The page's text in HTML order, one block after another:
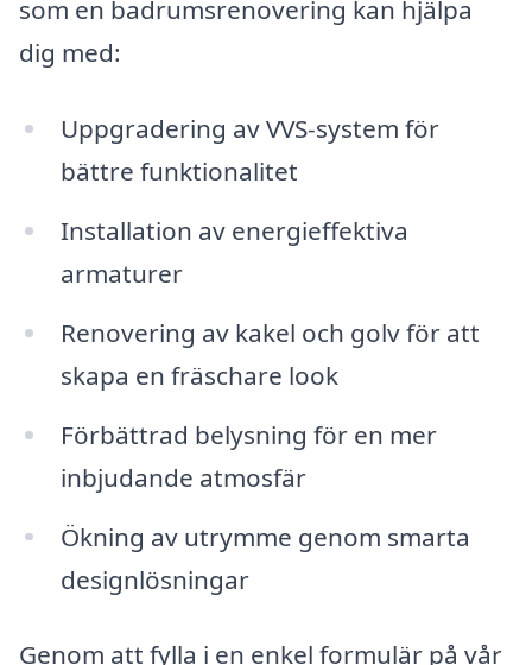
som en badrumsrenovering kan hjälpa
dig med:
Uppgradering av VVS-system för
bättre funktionalitet
Installation av energieffektiva
armaturer
Renovering av kakel och golv för att
skapa en fräschare look
Förbättrad belysning för en mer
inbjudande atmosfär
Ökning av utrymme genom smarta
designlösningar
Genom att fylla i en enkel formulär på vår